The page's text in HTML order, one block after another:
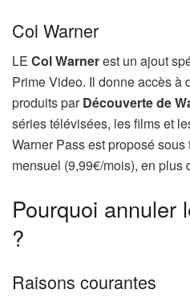
Col Warner
LE Col Warnerest un ajout
Prime Video. Il donne accès à
produits parDécouverte de
séries télévisées, les films et
Warner Pass est proposé sous
mensuel (9,99€/mois), en plus
Pourquoi annuler
?
Raisons courantes